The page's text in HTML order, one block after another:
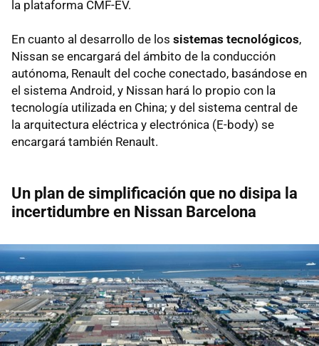
la plataforma CMF-EV.
En cuanto al desarrollo de los sistemas tecnológicos,
Nissan se encargará del ámbito de la conducción
autónoma, Renault del coche conectado, basándose en
el sistema Android, y Nissan hará lo propio con la
tecnología utilizada en China; y del sistema central de
la arquitectura eléctrica y electrónica (E-body) se
encargará también Renault.
Un plan de simplificación que no disipa la
incertidumbre en Nissan Barcelona